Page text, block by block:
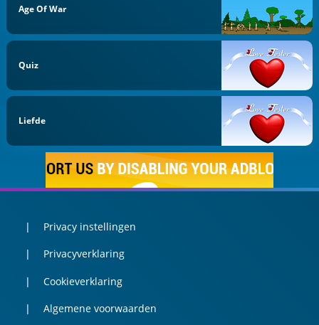
Age Of War
Quiz
Liefde
Privacy instellingen
Privacyverklaring
Cookieverklaring
Algemene voorwaarden